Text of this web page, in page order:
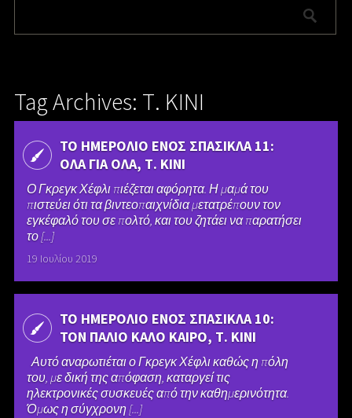
Tag Archives: Τ. ΚΙΝΙ
ΤΟ ΗΜΕΡΟΛΙΟ ΕΝΟΣ ΣΠΑΣΙΚΛΑ 11:
ΟΛΑ ΓΙΑ ΟΛΑ, Τ. ΚΙΝΙ
Ο Γκρεγκ Χέφλι πιέζεται αφόρητα. Η μαμά του
πιστεύει ότι τα βιντεοπαιχνίδια μετατρέπουν τον
εγκέφαλό του σε πολτό, και του ζητάει να παρατήσει
το [...]
19 Ιουλίου 2019
ΤΟ ΗΜΕΡΟΛΙΟ ΕΝΟΣ ΣΠΑΣΙΚΛΑ 10:
ΤΟΝ ΠΑΛΙΟ ΚΑΛΟ ΚΑΙΡΟ, Τ. ΚΙΝΙ
Αυτό αναρωτιέται ο Γκρεγκ Χέφλι καθώς η πόλη
του, με δική της απόφαση, καταργεί τις
ηλεκτρονικές συσκευές από την καθημερινότητα.
Όμως η σύγχρονη [...]